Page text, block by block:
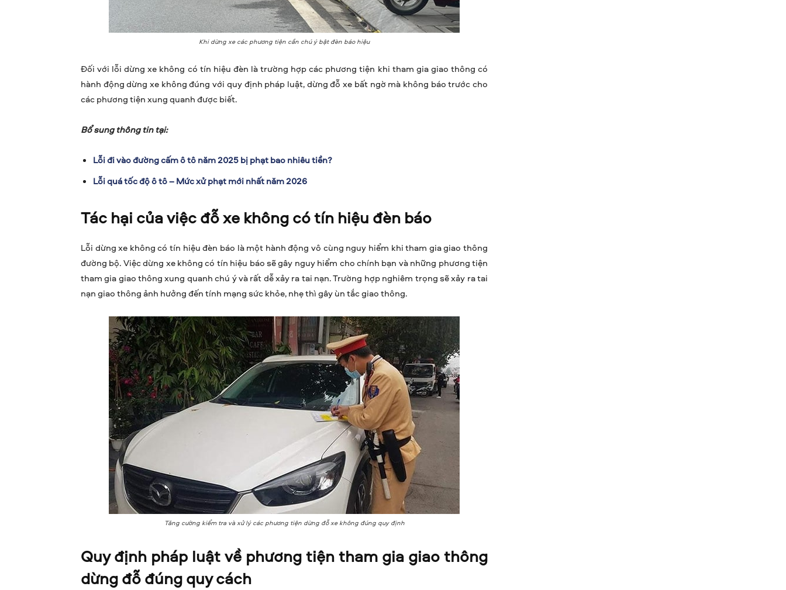
Khi dừng xe các phương tiện cần chú ý bật đèn báo hiệu
Đối với lỗi dừng xe không có tín hiệu đèn là trường hợp các phương tiện khi tham gia giao thông có
hành động dừng xe không đúng với quy định pháp luật, dừng đỗ xe bất ngờ mà không báo trước cho
các phương tiện xung quanh được biết.
Bổ sung thông tin tại:
Lỗi đi vào đường cấm ô tô năm 2025 bị phạt bao nhiêu tiền?
Lỗi quá tốc độ ô tô – Mức xử phạt mới nhất năm 2026
Tác hại của việc đỗ xe không có tín hiệu đèn báo
Lỗi dừng xe không có tín hiệu đèn báo là một hành động vô cùng nguy hiểm khi tham gia giao thông
đường bộ. Việc dừng xe không có tín hiệu báo sẽ gây nguy hiểm cho chính bạn và những phương tiện
tham gia giao thông xung quanh chú ý và rất dễ xảy ra tai nạn. Trường hợp nghiêm trọng sẽ xảy ra tai
nạn giao thông ảnh hưởng đến tính mạng sức khỏe, nhẹ thì gây ùn tắc giao thông.
Tăng cường kiểm tra và xử lý các phương tiện dừng đỗ xe không đúng quy định
Quy định pháp luật về phương tiện tham gia giao thông
dừng đỗ đúng quy cách